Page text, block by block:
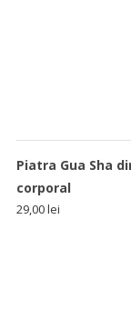
Piatra Gua Sha
corporal
29,00lei